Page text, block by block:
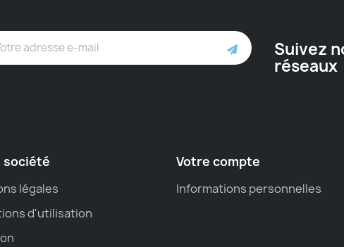
Suivez
réseaux
société
légales
d'utilisation
Votre compte
Informations personnelles